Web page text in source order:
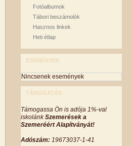
Fotóalbumok
Tábori beszámolók
Hasznos linkek
Heti étlap
ESEMÉNYEK
Nincsenek események
TÁMOGATÁS
Támogassa Ön is adója 1%-val
iskolánkSzemerések a
Szemeréért Alapítványát!
Adószám: 19673037-1-41